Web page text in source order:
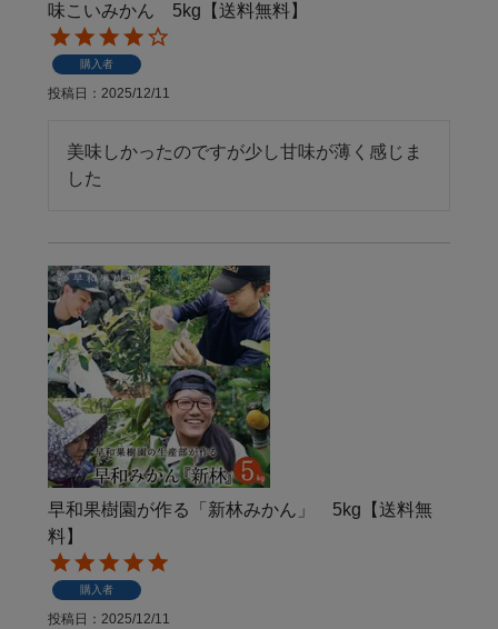
味こいみかん 5kg【送料無料】
購入者
投稿日 2025/12/11
美味しかったのですが少し甘味が薄く感じま
した
早和果樹園が作る「新林みかん」 5kg【送料無
料】
購入者
投稿日 2025/12/11